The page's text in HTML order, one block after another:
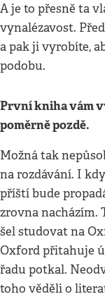
A je to přesně ta
vynalézavost.
a pak ji vyrobíte,
podobu.
První kniha vám
poměrně pozdě.
Možná tak
na rozdávání. I
příští bude
zrovna nacházím.
šel studovat na
Oxford přitahuje
řadu potkal.
toho věděli o